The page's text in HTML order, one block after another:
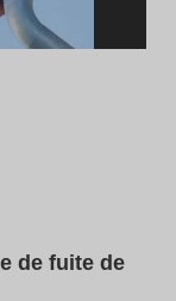
de fuite de